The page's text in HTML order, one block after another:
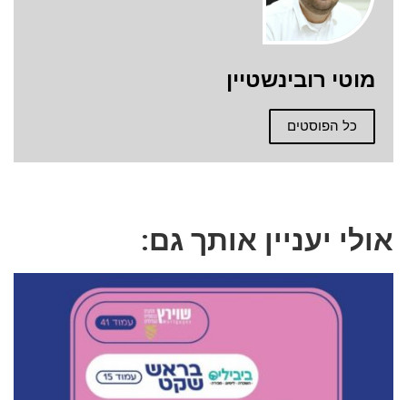
מוטי רובינשטיין
כל הפוסטים
אולי יעניין אותך גם: